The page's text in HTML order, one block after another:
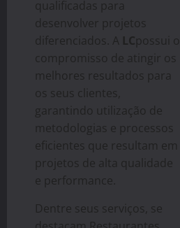
qualificadas para
desenvolver projetos
diferenciados. A LCpossui o
compromisso de atingir os
melhores resultados para
os seus clientes,
garantindo utilização de
metodologias e processos
eficientes que resultam em
projetos de alta qualidade
e performance.
Dentre seus serviços, se